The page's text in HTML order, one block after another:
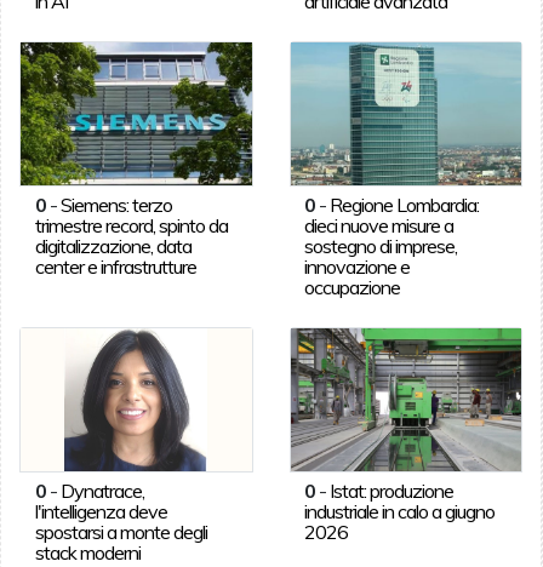
0-Siemens: terzo
trimestre record, spinto da
digitalizzazione, data
center e infrastrutture
0 - Regione Lombardia:
dieci nuove misure a
sostegno di imprese,
innovazione e
occupazione
0- Dynatrace,
l'intelligenza deve
spostarsi a monte degli
stack moderni
0 - Istat: produzione
industriale in calo a giugno
2026